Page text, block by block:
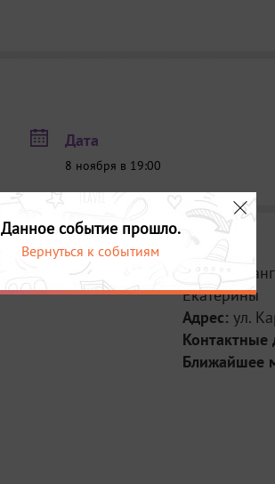
Дата
8 ноября в 19:00
Место:
Екатерины
Адрес: ул.
Контактные
Ближайшее
Данное событие прошло.
Вернуться к событиям